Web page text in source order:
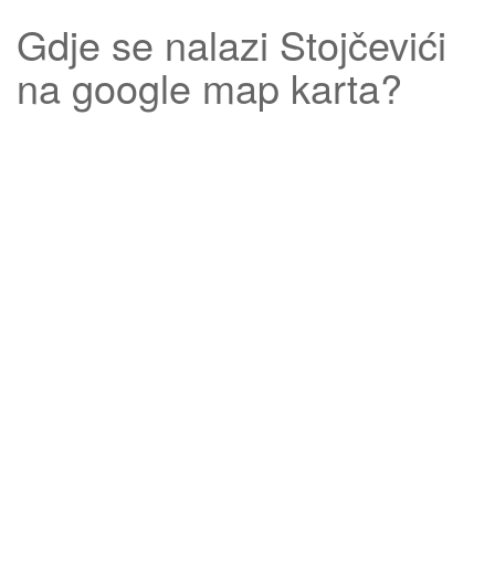
Gdje se nalazi Stojčevići
na google map karta?